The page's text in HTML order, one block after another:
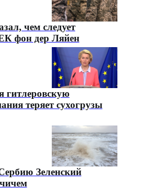
чем следует
фон дер Ляйен
гитлеровскую
теряет сухогрузы
Зеленский